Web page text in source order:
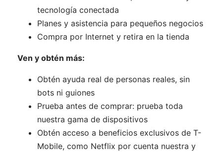
tecnología conectada
Planes y asistencia para pequeños negocios
Compra por Internet y retira en la tienda
Ven y obtén más:
Obtén ayuda real de personas reales, sin
bots ni guiones
Prueba antes de comprar: prueba toda
nuestra gama de dispositivos
Obtén acceso a beneficios exclusivos de T-
Mobile, como Netflix por cuenta nuestra y